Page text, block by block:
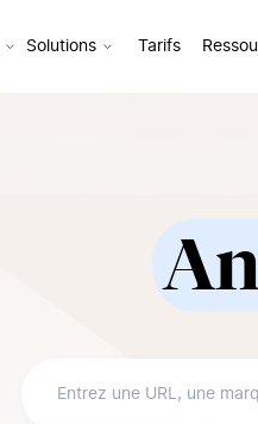
Solutions Tarifs